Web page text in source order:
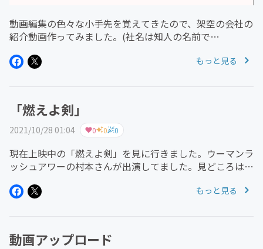
動画編集の色々な小手先を覚えてきたので、架空の会社の
紹介動画作ってみました。(社名は知人の名前で
もっと見る
「燃えよ剣」
2021/10/28 01:04 0 0 0
現在上映中の「燃えよ剣」を見に行きました。ウーマンラ
ッシュアワーの村本さんが出演してました。見どころはそ
もっと見る
動画アップロード